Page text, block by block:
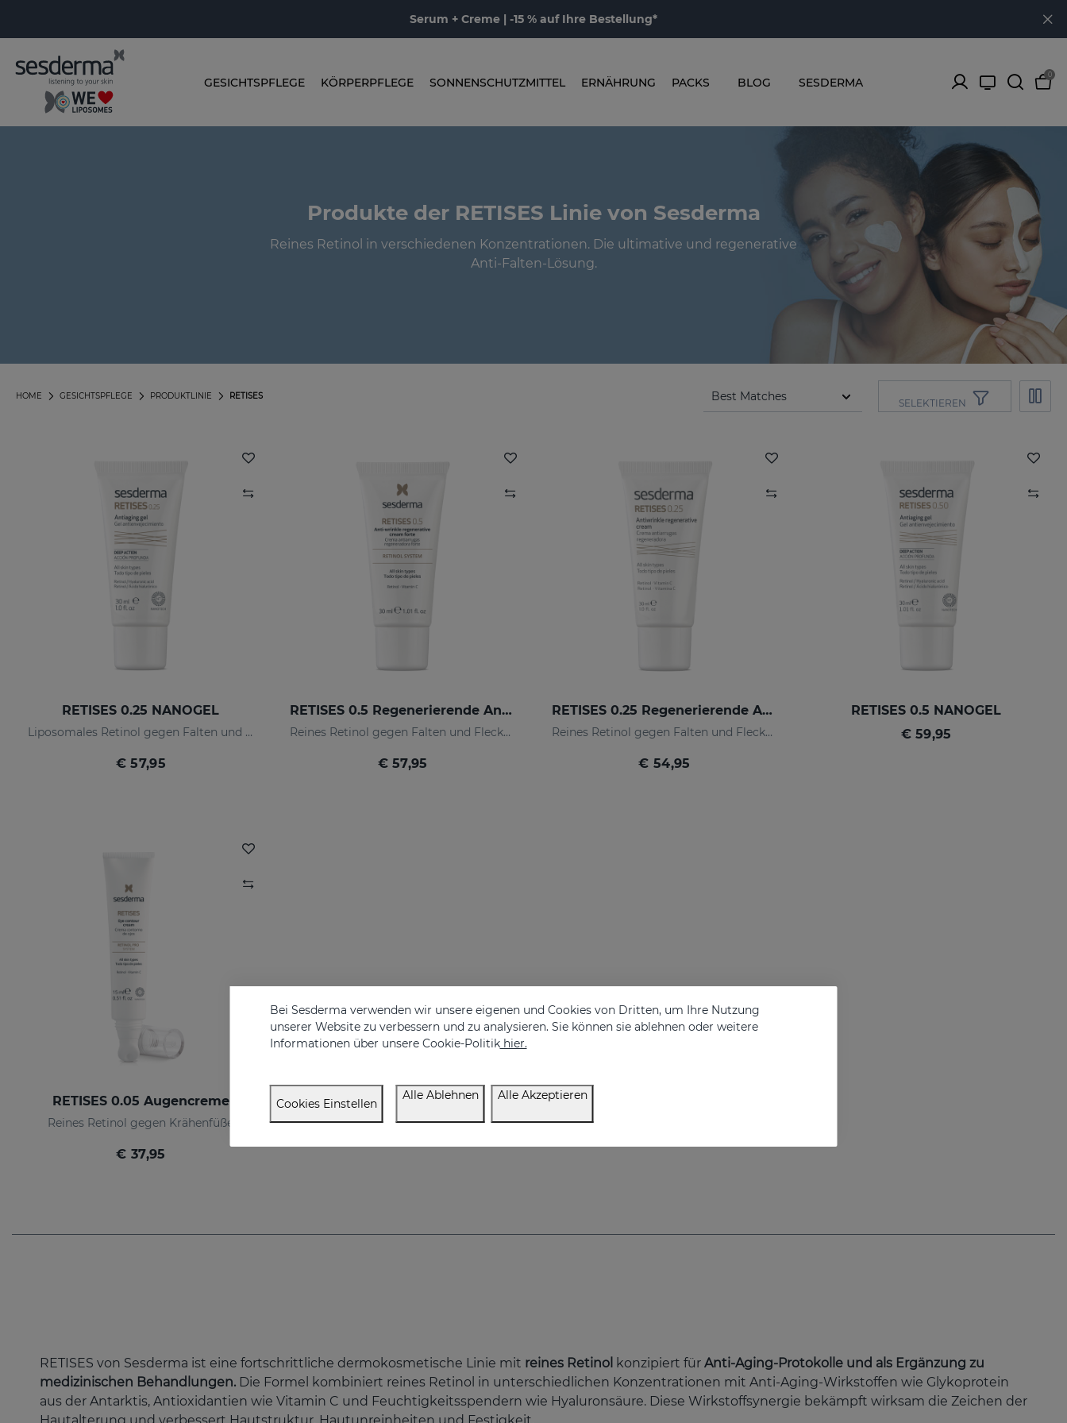
Serum + Creme | -15 % auf Ihre Bestellung*
GESICHTSPFLEGE KÖRPERPFLEGE SONNENSCHUTZMITTEL ERNÄHRUNG PACKS BLOG SESDERMA
0
Produkte der RETISES Linie von Sesderma
Reines Retinol in verschiedenen Konzentrationen. Die ultimative und regenerative
Anti-Falten-Lösung.
RETISES
PRODUKTLINIE
GESICHTSPFLEGE
HOME
SELEKTIEREN
RETISES 0.25 NANOGEL
Liposomales Retinol gegen Falten und Imperfektionen
€ 57,95
RETISES 0.5 Regenerierende Anti-Falten-Creme
Reines Retinol gegen Falten und Flecken
€ 57,95
RETISES 0.25 Regenerierende Anti-Falten-Creme
Reines Retinol gegen Falten und Flecken
€ 54,95
RETISES 0.5 NANOGEL
€ 59,95
RETISES 0.05 Augencreme
Reines Retinol gegen Krähenfüße
€ 37,95
RETISES von Sesderma ist eine fortschrittliche dermokosmetische Linie mit reines Retinol konzipiert für Anti-Aging-Protokolle und als Ergänzung zu
medizinischen Behandlungen. Die Formel kombiniert reines Retinol in unterschiedlichen Konzentrationen mit Anti-Aging-Wirkstoffen wie Glykoprotein
aus der Antarktis, Antioxidantien wie Vitamin C und Feuchtigkeitsspendern wie Hyaluronsäure. Diese Wirkstoffsynergie bekämpft wirksam die Zeichen der
Hautalterung und verbessert Hautstruktur, Hautunreinheiten und Festigkeit.
Bei Sesderma verwenden wir unsere eigenen und Cookies von Dritten, um Ihre Nutzung
unserer Website zu verbessern und zu analysieren. Sie können sie ablehnen oder weitere
Informationen über unsere Cookie-Politikhier.
Cookies Einstellen
Alle Ablehnen Alle Akzeptieren